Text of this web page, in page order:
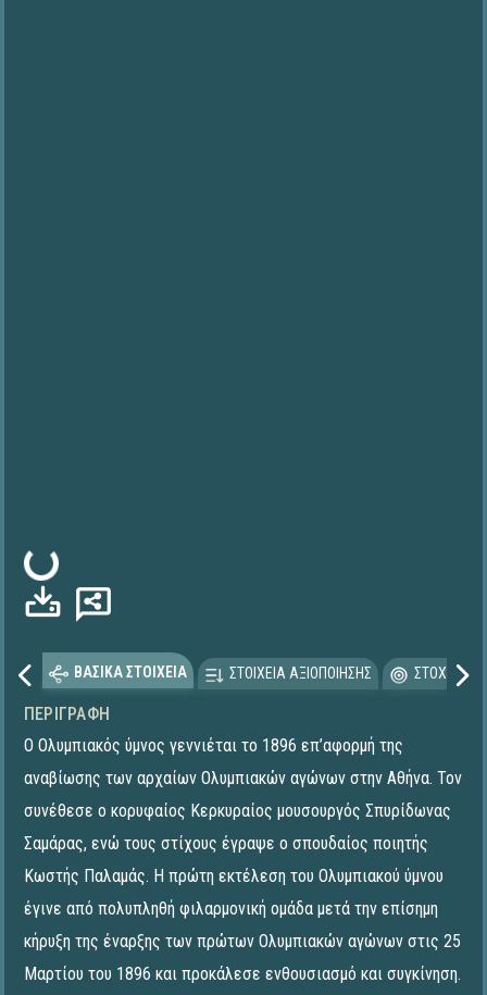
Φόρτωση...
ΒΑΣΙΚΑ ΣΤΟΙΧΕΙΑ ΣΤΟΙΧΕΙΑ ΑΞΙΟΠΟΙΗΣΗΣ
ΠΕΡΙΓΡΑΦΉ
Ο Ολυμπιακός ύμνος γεννιέται το 1896 επ’αφορμή της
αναβίωσης των αρχαίων Ολυμπιακών αγώνων στην Αθήνα. Τον
συνέθεσε ο κορυφαίος Κερκυραίος μουσουργός Σπυρίδωνας
Σαμάρας, ενώ τους στίχους έγραψε ο σπουδαίος ποιητής
Κωστής Παλαμάς. Η πρώτη εκτέλεση του Ολυμπιακού ύμνου
έγινε από πολυπληθή φιλαρμονική ομάδα μετά την επίσημη
κήρυξη της έναρξης των πρώτων Ολυμπιακών αγώνων στις 25
Μαρτίου του 1896 και προκάλεσε ενθουσιασμό και συγκίνηση.